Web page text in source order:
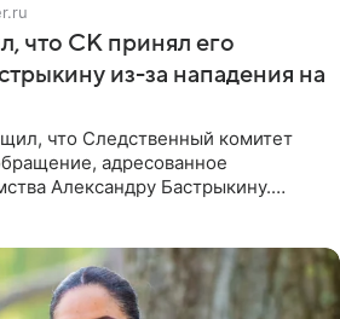
что СК принял его
из-за нападения на
что Следственный комитет
адресованное
Александру Бастрыкину.